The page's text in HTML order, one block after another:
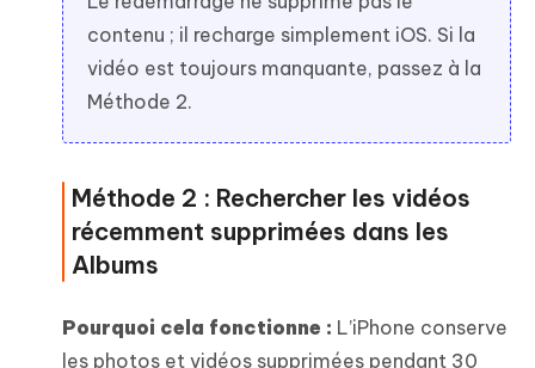
contenu ; il recharge simplement iOS. Si la
vidéo est toujours manquante, passez à la
Méthode 2.
Méthode 2 : Rechercher les vidéos
récemment supprimées dans les
Albums
Pourquoi cela fonctionne : L’iPhone conserve
les photos et vidéos supprimées pendant 30